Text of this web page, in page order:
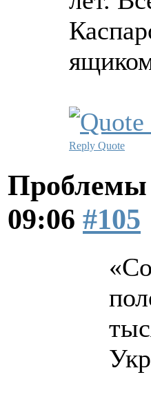
Reply Quote
Проблемы
09:06 #105